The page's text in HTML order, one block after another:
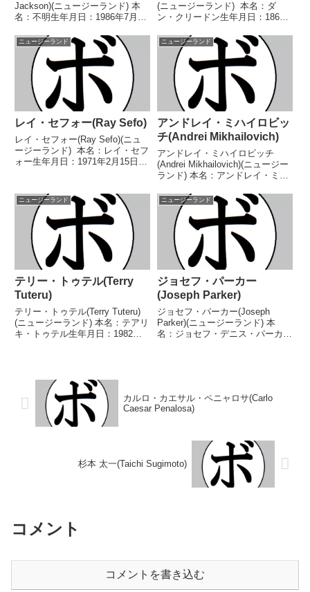
Jackson)(ニュージーランド) 本
名：不明生年月日：1986年7月6
46戦29勝(12KO)13敗4分 【獲得
タイトル】NZPBAニュージーラ
ンド中央地区ミドル級王座NZ...
(ニュージーランド) 本名：ダ
ン・クリードン生年月日：1868
ド戦績：77戦39勝(32KO)21敗10
分7無効試合 【獲得タイトル】
豪州ミドル級王座米国ミドル級
王...
ニュージーランド
レイ・セフォー(Ray Sefo)
レイ・セフォー(Ray Sefo)(ニュ
ージーランド) 本名：レイ・セフ
ォー生年月日：1971年2月15日国
なし 【戦歴】1994/11/24
○1RTKO アレックス...
ニュージーランド
アンドレイ・ミハイロビッ
チ(Andrei Mikhailovich)
アンドレイ・ミハイロビッチ
(Andrei Mikhailovich)(ニュージー
ランド) 本名：アンドレイ・ミハ
日：1997年12月15日国籍：ニュ
ージーランド戦績：23戦21勝
(13KO)2敗 【獲得タイトル】...
ニュージーランド
テリー・トゥテル(Terry
Tuteru)
テリー・トゥテル(Terry Tuteru)
(ニュージーランド) 本名：テアリ
キ・トゥテル生年月日：1982年7
●3R判定 (採点不明...
ニュージーランド
ジョセフ・パーカー
(Joseph Parker)
ジョセフ・パーカー(Joseph
Parker)(ニュージーランド) 本
名：ジョセフ・デニス・パーカー
カルロ・カエサル・ペニャロサ(Carlo
Caesar Penalosa)
杉本 太一(Taichi Sugimoto)
コメント
コメントを書き込む